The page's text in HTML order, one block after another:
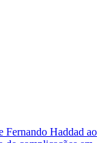
Fernando Haddad ao